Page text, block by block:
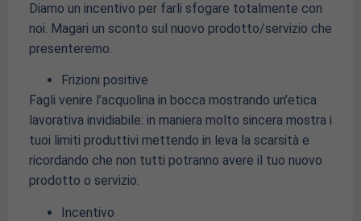
Diamo un incentivo per farli sfogare totalmente con
noi. Magari un sconto sul nuovo prodotto/servizio che
presenteremo.
Frizioni positive
Fagli venire l’acquolina in bocca mostrando un’etica
lavorativa invidiabile: in maniera molto sincera mostra i
tuoi limiti produttivi mettendo in leva la scarsità e
ricordando che non tutti potranno avere il tuo nuovo
prodotto o servizio.
Incentivo